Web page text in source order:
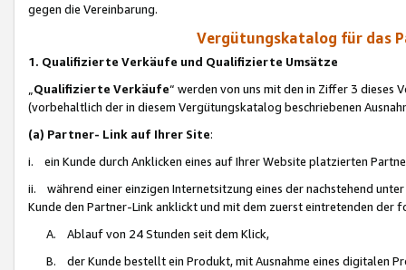
gegen die Vereinbarung.
Vergütungskatalog für das
1. Qualifizierte Verkäufe und Qualifizierte Umsätze
Qualifizierte Verkäufe“ werden von uns mit den in Ziffer 3
(vorbehaltlich der in diesem Vergütungskatalog beschriebenen
(a) Partner- Link auf Ihrer Site:
i. ein Kunde durch Anklicken eines auf Ihrer Website platzierten
ii. während einer einzigen Internetsitzung eines der nachstehend
Kunde den Partner-Link anklickt und mit dem zuerst eintretenden der
A. Ablauf von 24 Stunden seit dem Klick,
B. der Kunde bestellt ein Produkt, mit Ausnahme eines digitalen